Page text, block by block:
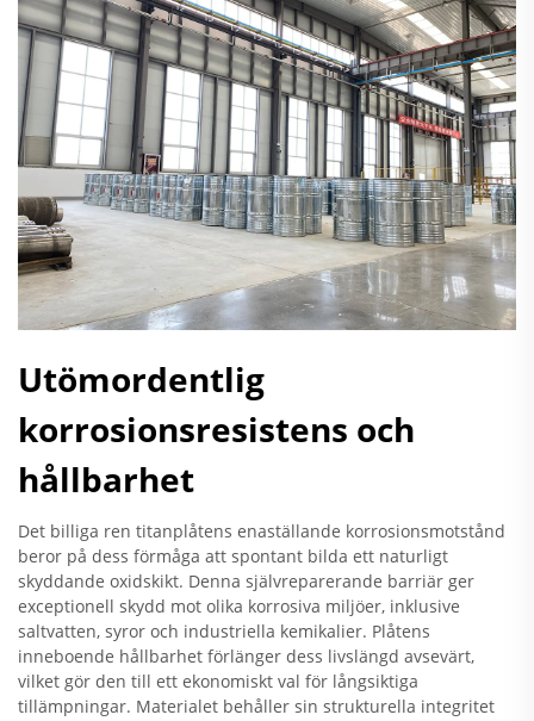
Utömordentlig
korrosionsresistens och
hållbarhet
Det billiga ren titanplåtens enaställande korrosionsmotstånd
beror på dess förmåga att spontant bilda ett naturligt
skyddande oxidskikt. Denna självreparerande barriär ger
exceptionell skydd mot olika korrosiva miljöer, inklusive
saltvatten, syror och industriella kemikalier. Plåtens
inneboende hållbarhet förlänger dess livslängd avsevärt,
vilket gör den till ett ekonomiskt val för långsiktiga
tillämpningar. Materialet behåller sin strukturella integritet